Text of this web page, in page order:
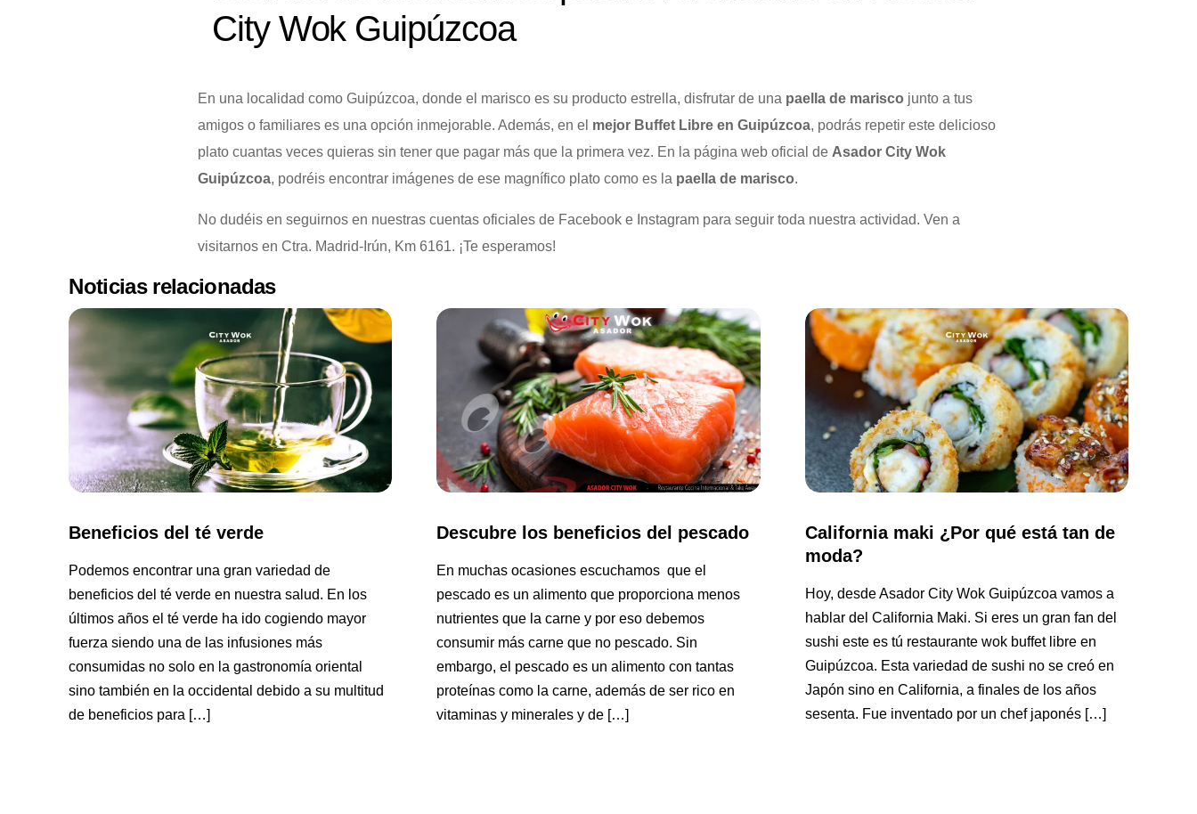
City Wok Guipúzcoa
En una localidad como Guipúzcoa, donde el marisco es su producto estrella, disfrutar de una paella de marisco junto a tus
amigos o familiares es una opción inmejorable. Además, en el mejor Buffet Libre en Guipúzcoa, podrás repetir este delicioso
plato cuantas veces quieras sin tener que pagar más que la primera vez. En la página web oficial de Asador City Wok
Guipúzcoa, podréis encontrar imágenes de ese magnífico plato como es la paella de marisco.
No dudéis en seguirnos en nuestras cuentas oficiales de Facebook e Instagram para seguir toda nuestra actividad. Ven a
visitarnos en Ctra. Madrid-Irún, Km 6161. ¡Te esperamos!
Noticias relacionadas
Beneficios del té verde
Podemos encontrar una gran variedad de
beneficios del té verde en nuestra salud. En los
últimos años el té verde ha ido cogiendo mayor
fuerza siendo una de las infusiones más
consumidas no solo en la gastronomía oriental
sino también en la occidental debido a su multitud
de beneficios para […]
Descubre los beneficios del pescado
En muchas ocasiones escuchamos que el
pescado es un alimento que proporciona menos
nutrientes que la carne y por eso debemos
consumir más carne que no pescado. Sin
embargo, el pescado es un alimento con tantas
proteínas como la carne, además de ser rico en
vitaminas y minerales y de […]
California maki ¿Por qué está tan de
moda?
Hoy, desde Asador City Wok Guipúzcoa vamos a
hablar del California Maki. Si eres un gran fan del
sushi este es tú restaurante wok buffet libre en
Guipúzcoa. Esta variedad de sushi no se creó en
Japón sino en California, a finales de los años
sesenta. Fue inventado por un chef japonés […]